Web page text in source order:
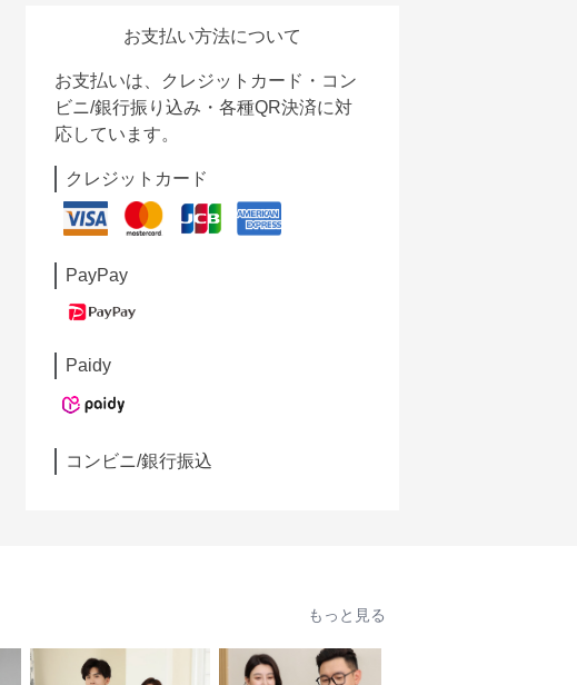
お支払い方法について
お支払いは、クレジットカード・コン
ビニ/銀行振り込み・各種QR決済に対
応しています。
クレジットカード
PayPay
Paidy
コンビニ/銀行振込
もっと見る